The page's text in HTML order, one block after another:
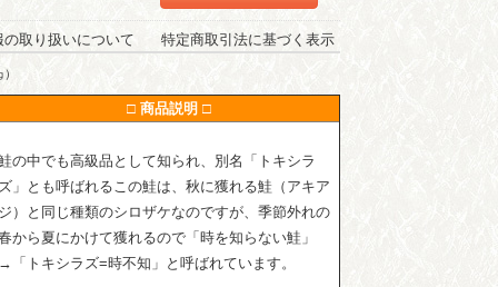
の取り扱いについて 特定商取引法に基づく表示
□ 商品説明 □
の中でも高級品として知られ、別名「トキシラ
」とも呼ばれるこの鮭は、秋に獲れる鮭（アキア
）と同じ種類のシロザケなのですが、季節外れの
から夏にかけて獲れるので「時を知らない鮭」
「トキシラズ=時不知」と呼ばれています。